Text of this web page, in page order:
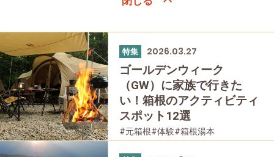
特集 2026.03.27
ゴールデンウィーク
（GW）に家族で行きた
い！箱根のアクティビティ
スポット12選
#元箱根#体験#箱根湯本
#箱根フリーパス#家族で